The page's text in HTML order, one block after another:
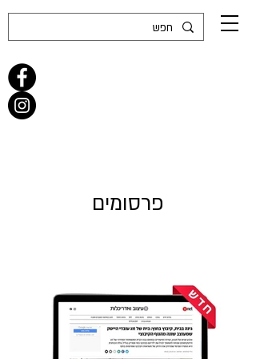
פרסומים